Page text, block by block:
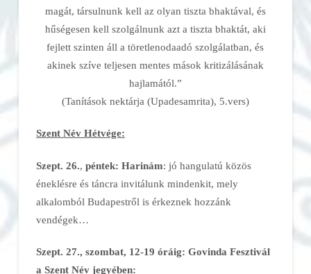
magát, társulnunk kell az olyan tiszta bhaktával, és
hűségesen kell szolgálnunk azt a tiszta bhaktát, aki
fejlett szinten áll a töretlenodaadó szolgálatban, és
akinek szíve teljesen mentes mások kritizálásának
hajlamától.”
(Tanítások nektárja (Upadesamrita), 5.vers)
Szent Név Hétvége:
Szept. 26., péntek: Harinám: jó hangulatú közös
éneklésre és táncra invitálunk mindenkit, mely
alkalomból Budapestről is érkeznek hozzánk
vendégek…
Szept. 27., szombat, 12-19 óráig: Govinda Fesztivál
a Szent Név jegyében: